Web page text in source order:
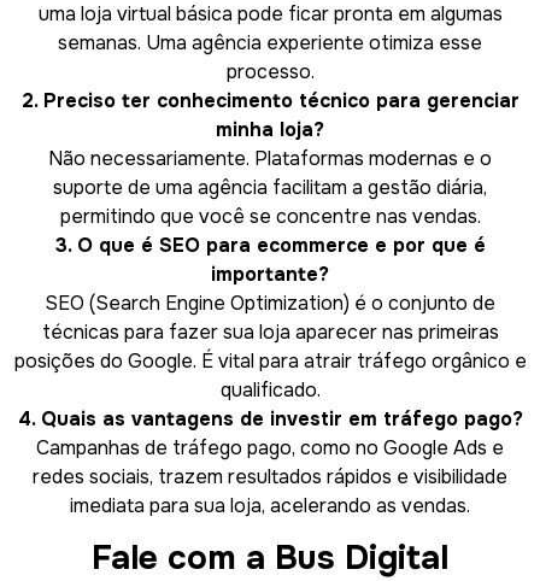
uma loja virtual básica pode ficar pronta em algumas
semanas. Uma agência experiente otimiza esse
processo.
2. Preciso ter conhecimento técnico para gerenciar
minha loja?
Não necessariamente. Plataformas modernas e o
suporte de uma agência facilitam a gestão diária,
permitindo que você se concentre nas vendas.
3. O que é SEO para ecommerce e por que é
importante?
SEO (Search Engine Optimization) é o conjunto de
técnicas para fazer sua loja aparecer nas primeiras
posições do Google. É vital para atrair tráfego orgânico e
qualificado.
4. Quais as vantagens de investir em tráfego pago?
Campanhas de tráfego pago, como no Google Ads e
redes sociais, trazem resultados rápidos e visibilidade
imediata para sua loja, acelerando as vendas.
Fale com a Bus Digital